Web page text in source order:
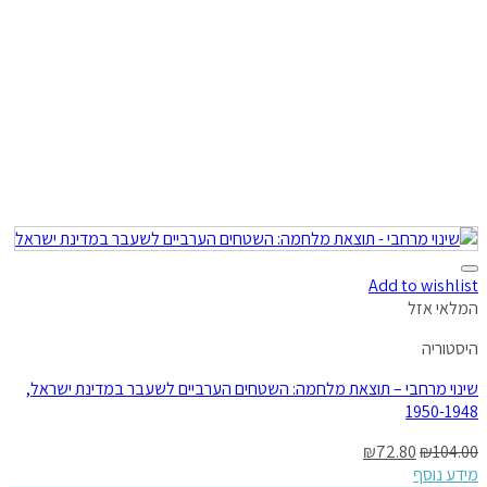
Add to wishlist
המלאי אזל
היסטוריה
שינוי מרחבי – תוצאת מלחמה: השטחים הערביים לשעבר במדינת ישראל,
1950-1948
₪104.00
₪72.80
מידע נוסף